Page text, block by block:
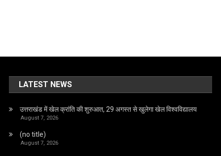
LATEST NEWS
उत्तराखंड में खेल क्रांति की शुरुआत, 29 अगस्त से खुलेगा खेल विश्वविद्यालय
August 7, 2026
(no title)
August 7, 2026